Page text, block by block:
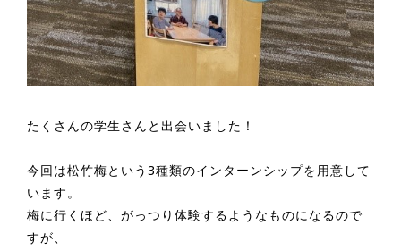
たくさんの学生さんと出会いました！
今回は松竹梅という3種類のインターンシップを用意して
います。
梅に行くほど、がっつり体験するようなものになるので
すが、